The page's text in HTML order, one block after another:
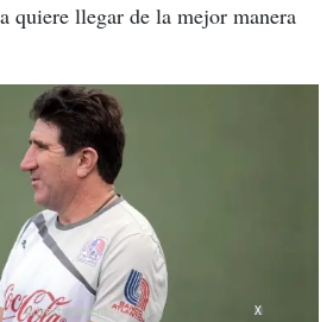
quiere llegar de la mejor manera
X